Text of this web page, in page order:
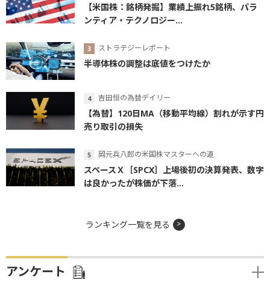
【米国株：銘柄発掘】業績上振れ5銘柄、パラ
ンティア・テクノロジー...
ストラテジーレポート
半導体株の調整は底値をつけたか
吉田恒の為替デイリー
【為替】120日MA（移動平均線）割れが示す円
売り取引の損失
岡元兵八郎の米国株マスターへの道
スペースＸ［SPCX］上場後初の決算発表、数字
は良かったが株価が下落...
ランキング一覧を見る
アンケート